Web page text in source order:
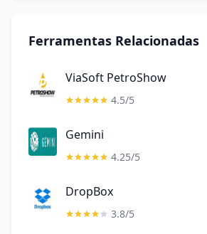
Ferramentas Relacionadas
ViaSoft PetroShow
4.5/5
Gemini
4.25/5
DropBox
3.8/5